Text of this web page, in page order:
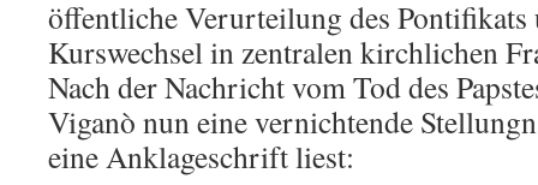
öffentliche Verurteilung des Pontifikats
Kurswechsel in zentralen kirchlichen
Nach der Nachricht vom Tod des
Viganò nun eine vernichtende
eine Anklageschrift liest: